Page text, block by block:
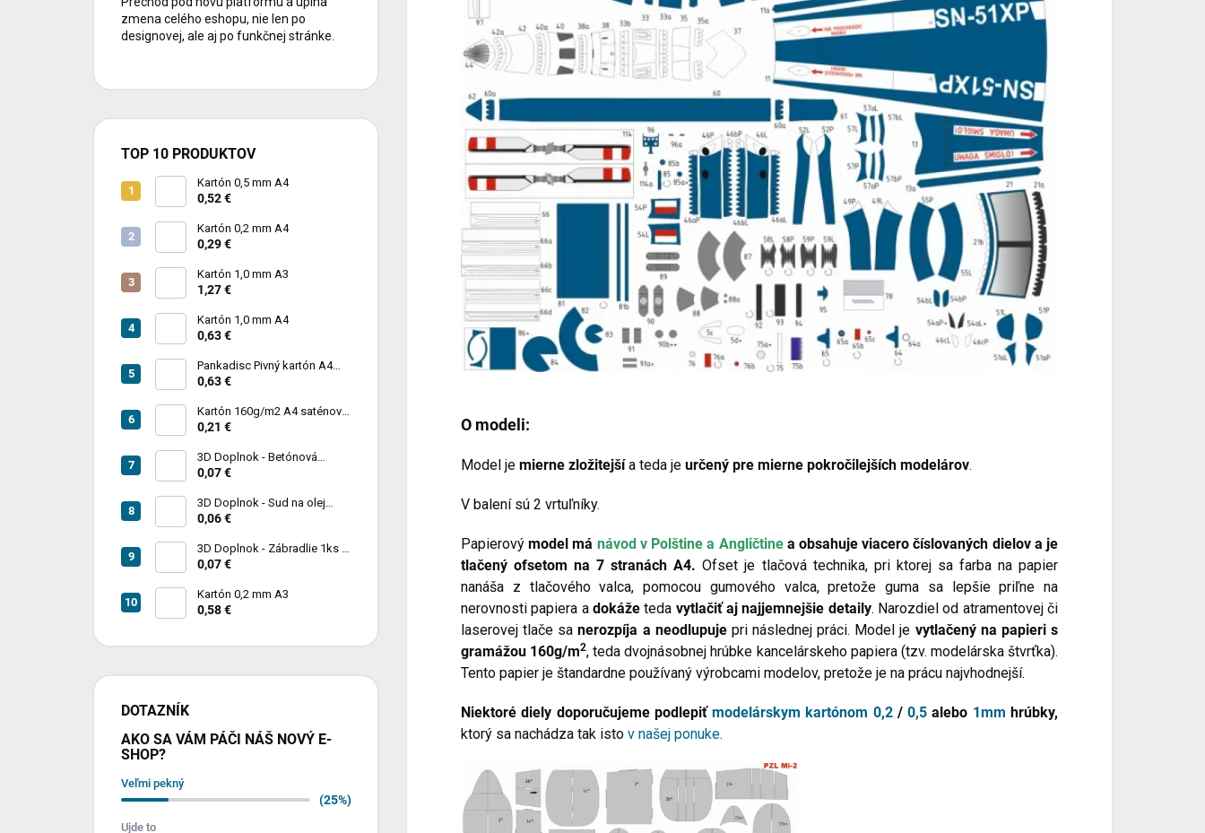
zmena celého eshopu, nie len po
designovej, ale aj po funkčnej stránke.
TOP 10 PRODUKTOV
Kartón 0,5 mm A4
0,52 €
Kartón 0,2 mm A4
0,29 €
Kartón 1,0 mm A3
1,27 €
Kartón 1,0 mm A4
0,63 €
Pankadisc Pivný kartón A4
1mm 420g
0,63 €
Kartón 160g/m2 A4 saténový
biely povrch
0,21 €
3D Doplnok - Betónová
zábrana 1ks
0,07 €
3D Doplnok - Sud na olej
kovový 250L - 1ks
0,06 €
3D Doplnok - Zábradlie 1ks +
stojan 2ks
0,07 €
Kartón 0,2 mm A3
0,58 €
DOTAZNÍK
AKO SA VÁM PÁČI NÁŠ NOVÝ E-
SHOP?
Veľmi pekný
(25%)
Ujde to
O modeli:
Model je mierne zložitejšía teda je určený pre mierne pokročilejších modelárov.
V balení sú 2 vrtuľníky.
Papierovýmodel má návod v Polštine a Angličtinea obsahuje viacero číslovaných dielov a je
tlačený ofsetom na 7 stranách A4.Ofset je tlačová technika, pri ktorej sa farba na papier
nanáša z tlačového valca, pomocou gumového valca, pretože guma sa lepšie priľne na
nerovnosti papiera a dokážeteda vytlačiť aj najjemnejšie detaily. Narozdiel od atramentovej či
laserovej tlače sa nerozpíja a neodlupujepri následnej práci. Model je vytlačený na papieri s
gramážou 160g/m2, teda dvojnásobnej hrúbke kancelárskeho papiera (tzv. modelárska štvrťka).
Tento papier je štandardne používaný výrobcami modelov, pretože je na prácu najvhodnejší.
Niektoré diely doporučujeme podlepiťmodelárskym kartónom 0,2/0,5 alebo 1mm hrúbky,
ktorý sa nachádza tak isto v našej ponuke.